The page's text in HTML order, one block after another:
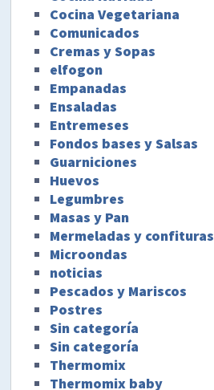
Cocina Vegetariana
Comunicados
Cremas y Sopas
elfogon
Empanadas
Ensaladas
Entremeses
Fondos bases y Salsas
Guarniciones
Huevos
Legumbres
Masas y Pan
Mermeladas y confituras
Microondas
noticias
Pescados y Mariscos
Postres
Sin categoría
Sin categoría
Thermomix
Thermomix baby